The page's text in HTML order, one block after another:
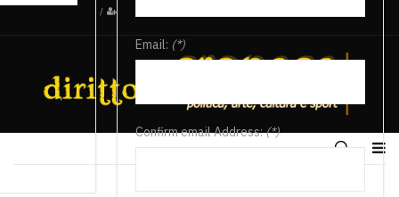
/
Email: (*)
Confirm email Address:(*)